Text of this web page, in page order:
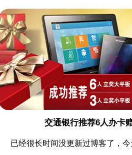
交通银行推荐6人办卡
已经很长时间没更新过博客了，今